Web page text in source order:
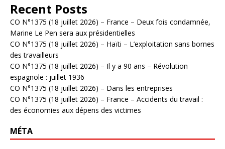
Recent Posts
CO N°1375 (18 juillet 2026) – France – Deux fois condamnée,
Marine Le Pen sera aux présidentielles
CO N°1375 (18 juillet 2026) – Haïti – L’exploitation sans bornes
des travailleurs
CO N°1375 (18 juillet 2026) – Il y a 90 ans – Révolution
espagnole : juillet 1936
CO N°1375 (18 juillet 2026) – Dans les entreprises
CO N°1375 (18 juillet 2026) – France – Accidents du travail :
des économies aux dépens des victimes
MÉTA